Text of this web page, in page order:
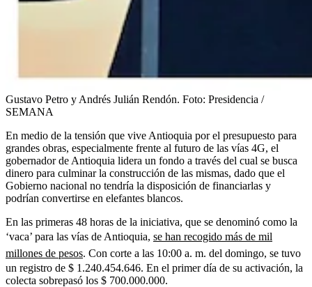
Gustavo Petro y Andrés Julián Rendón. Foto: Presidencia /
SEMANA
En medio de la tensión que vive Antioquia por el presupuesto para
grandes obras, especialmente frente al futuro de las vías 4G, el
gobernador de Antioquia lidera un fondo a través del cual se busca
dinero para culminar la construcción de las mismas, dado que el
Gobierno nacional no tendría la disposición de financiarlas y
podrían convertirse en elefantes blancos.
En las primeras 48 horas de la iniciativa, que se denominó como la
‘vaca’ para las vías de Antioquia, se han recogido más de mil
millones de pesos. Con corte a las 10:00 a. m. del domingo, se tuvo
un registro de $ 1.240.454.646. En el primer día de su activación, la
colecta sobrepasó los $ 700.000.000.